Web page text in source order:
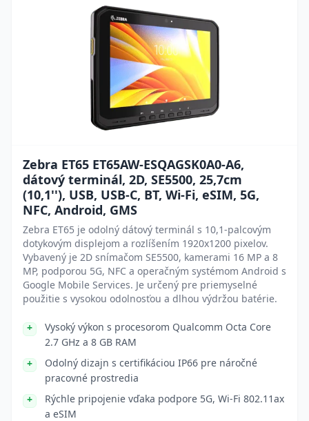
Zebra ET65 ET65AW-ESQAGSK0A0-A6,
dátový terminál, 2D, SE5500, 25,7cm
(10,1''), USB, USB-C, BT, Wi-Fi, eSIM, 5G,
NFC, Android, GMS
Zebra ET65 je odolný dátový terminál s 10,1-palcovým
dotykovým displejom a rozlíšením 1920x1200 pixelov.
Vybavený je 2D snímačom SE5500, kamerami 16 MP a 8
MP, podporou 5G, NFC a operačným systémom Android s
Google Mobile Services. Je určený pre priemyselné
použitie s vysokou odolnosťou a dlhou výdržou batérie.
Vysoký výkon s procesorom Qualcomm Octa Core
2.7 GHz a 8 GB RAM
Odolný dizajn s certifikáciou IP66 pre náročné
pracovné prostredia
Rýchle pripojenie vďaka podpore 5G, Wi-Fi 802.11ax
a eSIM